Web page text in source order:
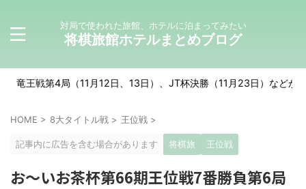
対局で使われた旅館、ホテルに泊まってみたい
将棋旅館ホテルまとめブログ
月12日、13日）、JT杯決勝（11月23日）などが予定されています
HOME > 8大タイトル戦 > 王位戦 >
記事内に広告を含む場合があります 将棋旅 王位戦
お～いお茶杯第66期王位戦7番勝負第6局